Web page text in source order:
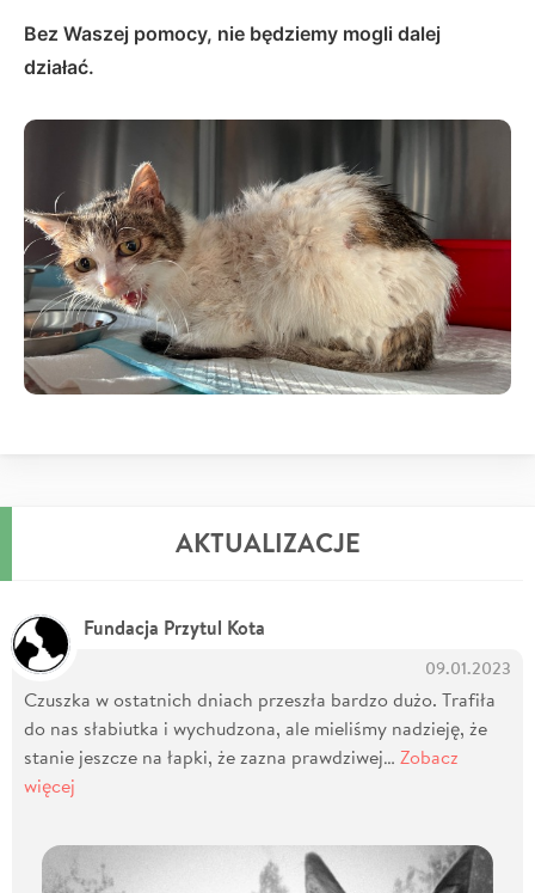
Bez Waszej pomocy, nie będziemy mogli dalej
działać.
AKTUALIZACJE
Fundacja Przytul Kota
09.01.2023
Czuszka w ostatnich dniach przeszła bardzo dużo. Trafiła
do nas słabiutka i wychudzona, ale mieliśmy nadzieję, że
stanie jeszcze na łapki, że zazna prawdziwej… Zobacz
więcej